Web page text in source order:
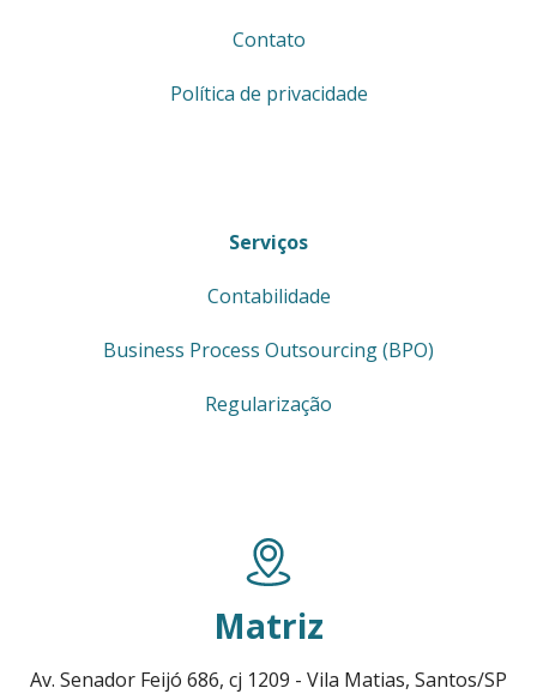
Contato
Política de privacidade
Serviços
Contabilidade
Business Process Outsourcing (BPO)
Regularização
Matriz
Av. Senador Feijó 686, cj 1209 - Vila Matias, Santos/SP